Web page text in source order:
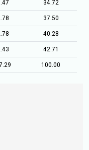
34.72
37.50
40.28
42.71
100.00